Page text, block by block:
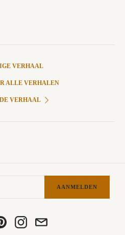
VERHAAL
ALLE VERHALEN
VERHAAL
AANMELDEN